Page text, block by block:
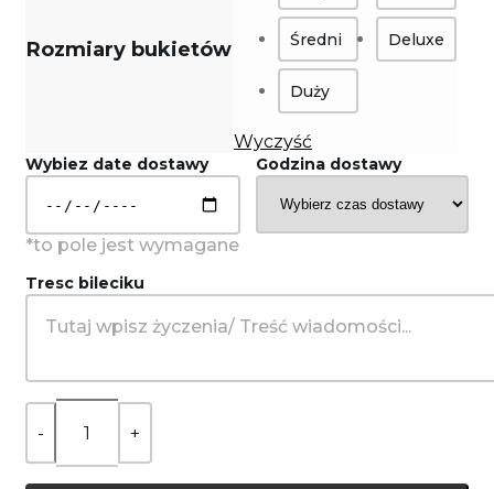
Rozmiary bukietów Średni
Duży
Deluxe
Wyczyść
Wybiez date dostawy Godzina dostawy
Tresc bileciku